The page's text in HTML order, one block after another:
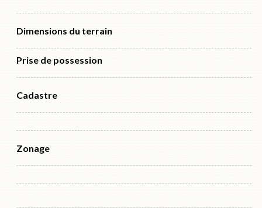
Dimensions du terrain
Prise de possession
Cadastre
Zonage